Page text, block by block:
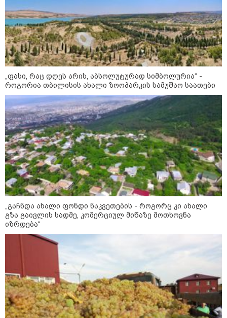
რას ვებლატავებით, თითქოს
იმდენი რესურსი გვქონდეს
დახარჯული მათ
გადამზადებაში ან იმდენ
ხელფასს ვუხდიდეთ, რომ
უსინდისობა იყოს რომ არ
მუშაობენ პროფესიულ
განვითარებაზე" - რას წერს ნიკა
17:24 / 10-08-2026
"საქმის მასალებში წერია, რომ
ალექსანდრე გაბაშვილი ნია
იმნაძეს პირობას აძლევს,
ვციტირებ: "მოგიგვარებ საქმეს
მასწავლებლებთან" - ეკა
კუპატაძე
16:56 / 10-08-2026
Volvo 365 - ერთი წელი
ავტომობილის ფლობასთან
დაკავშირებული ძირითადი
ხარჯების გარეშე
კატეგორიის ყველა სიახლე
„ფასი, რაც დღეს არის, აბსოლუტურად სიმბოლურია“ -
როგორია თბილისის ახალი ზოოპარკის სამუშაო საათები
„გაჩნდა ახალი ფონდი ნაკვეთების - როგორც კი ახალი
გზა გაივლის სადმე, კომერციულ მიწაზე მოთხოვნა
იზრდება“